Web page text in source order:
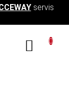
servis